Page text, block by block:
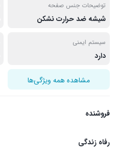
توضیحات جنس صفحه
شیشه ضد حرارت نشکن
سیستم ایمنی
دارد
مشاهده همه ویژگی‌ها
فروشنده
رفاه زندگی